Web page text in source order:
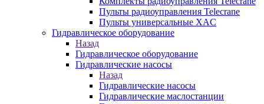
Пульты радиоуправления Telecrane
Пульты универсальные XAC
Гидравлическое оборудование
Назад
Гидравлическое оборудование
Гидравлические насосы
Назад
Гидравлические насосы
Гидравлические маслостанции